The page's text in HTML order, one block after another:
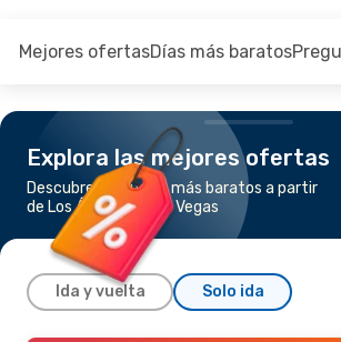
Mejores ofertasDías más baratos
Explora las mejores ofertas
Descubre los vuelos más baratos a partir
de Los Ángeles a Las Vegas
Ida y vuelta Solo ida